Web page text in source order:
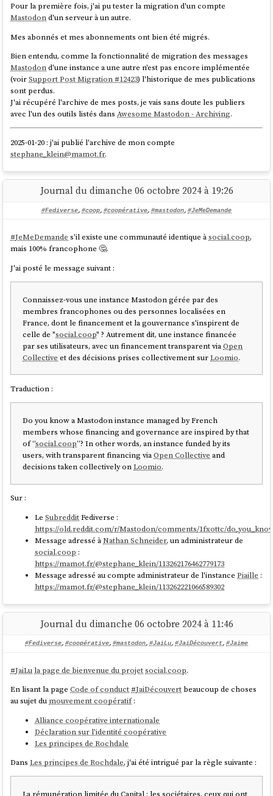
Pour la première fois, j'ai pu tester la migration d'un compte
Mastodond'un serveur à un autre.
Mes abonnés et mes abonnements ont bien été migrés.
Bien entendu, comme la fonctionnalité de migration des messages
Mastodond'une instance a une autre n'est pas encore implémentée
(voirSupport Post Migration #12423) l'historique de mes publications
sont perdus.
J'ai récupéré l'archive de mes posts, je vais sans doute les publiers
avec l'un des outils listés dansAwesome Mastodon - Archiving.
2025-01-20 : j'ai publié l'archive de mon compte
stephane_klein@mamot.fr.
Journal du dimanche 06 octobre 2024 à 19:26
#Fediverse, #coop, #coopérative, #mastodon, #JeMeDemande
#JeMeDemande s'il existe une communauté identique àsocial.coop,
mais 100% francophone 🤔.
J'ai posté le message suivant :
Connaissez-vous une instance Mastodon gérée par des
membres francophones ou des personnes localisées en
France, dont le financement et la gouvernance s'inspirent de
celle de "social.coop" ? Autrement dit, une instance financée
par ses utilisateurs, avec un financement transparent viaOpen
Collective et des décisions prises collectivement surLoomio.
Traduction :
Do you know a Mastodon instance managed by French
members whose financing and governance are inspired by that
of “social.coop”? In other words, an instance funded by its
users, with transparent financing viaOpen Collective and
decisions taken collectively onLoomio.
Sur :
LeSubredditFediverse :
https://old.reddit.com/r/Mastodon/comments/1fxottc/
Message adressé àNathan Schneider, un administrateur de
social.coop :
https://mamot.fr/@stephane_klein/113262176462779173
Message adressé au compte administrateur de l'instancePiaille :
https://mamot.fr/@stephane_klein/113262221066589302
Journal du dimanche 06 octobre 2024 à 11:46
#Fediverse, #coopérative, #mastodon, #JaiLu, #JaiDécouvert, #Jaime
#JaiLu la page de bienvenue du projet social.coop.
En lisant la pageCode of conduct #JaiDécouvertbeaucoup de choses
au sujet du mouvement coopératif:
Alliance coopérative internationale
Déclaration sur l'identité coopérative
Les principes de Rochdale
DansLes principes de Rochdale, j'ai été intrigué par la règle suivante :
La rémunération limitée du Capital : les sociétaires, ceux qui ont